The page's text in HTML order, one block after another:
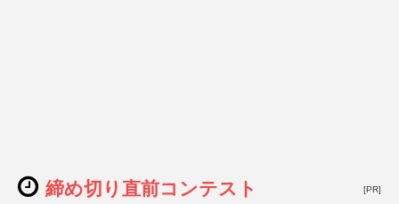
締め切り直前コンテスト [PR]